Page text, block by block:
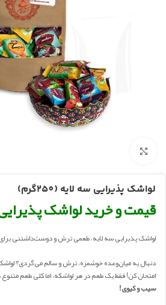
لواشک پذیرایی سه لایه (250گرم)
قیمت و خرید لواشک
لواشک پذیرایی سه لایه، طعمی ترش و دوست‌داشتنی
دنبال یه میان‌وعده خوشمزه، ترش و سالم می‌گردی؟
امتحان کن! فقط یک طعم در هر لواشکه، اما کلی طعم متنوع
سیب و کیوی!